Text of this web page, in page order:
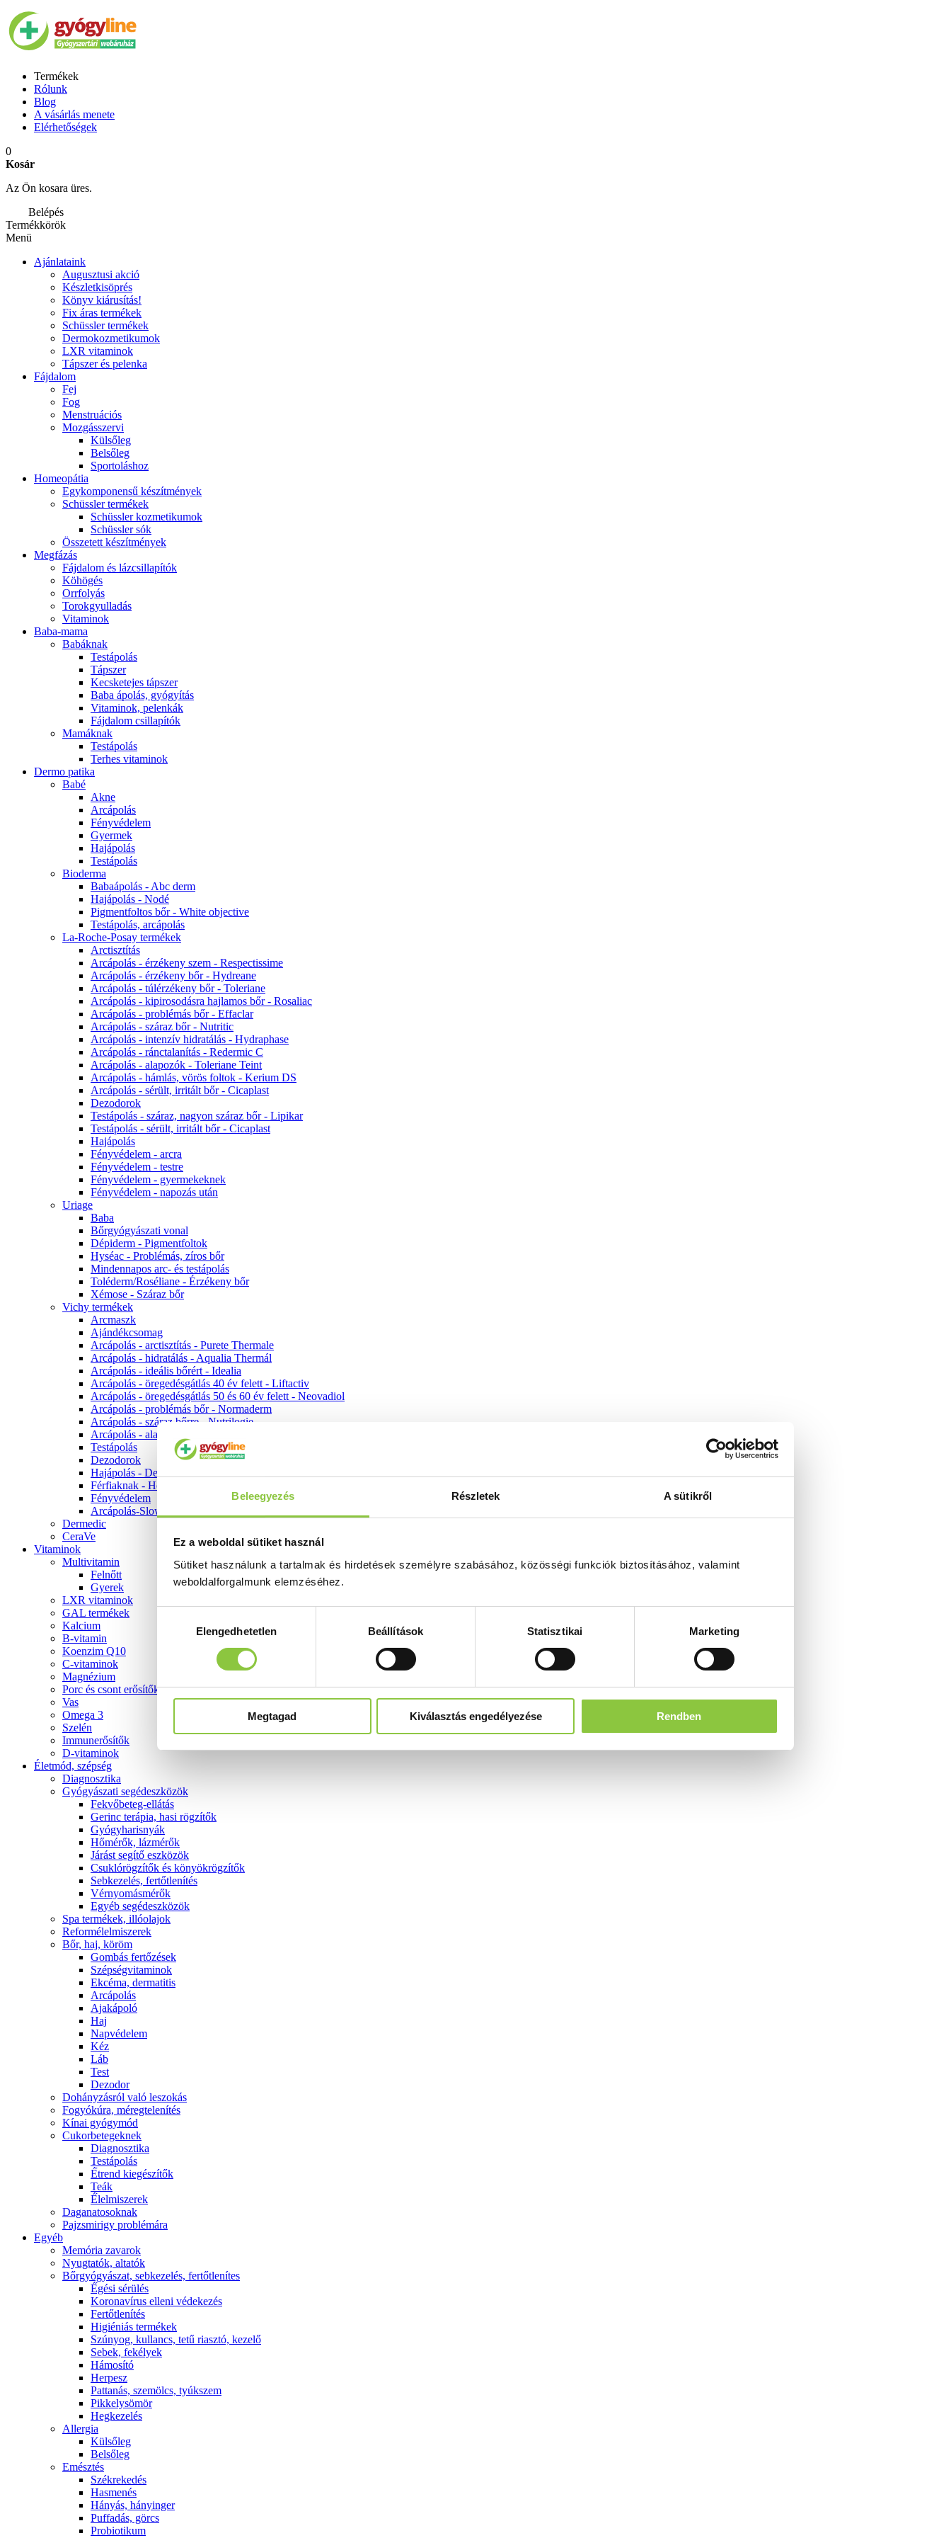
Beleegyezés Részletek A sütikről
Ez a weboldal sütiket használ
Sütiket használunk a tartalmak és hirdetések személyre szabásához, közösségi funkciók biztosításához, valamint
weboldalforgalmunk elemzéséhez.
kiválasztásaElengedhetetlen Beállítások Statisztikai Marketing
Megtagad Kiválasztás engedélyezése Rendben
Termékek
Rólunk
Blog
A vásárlás menete
Elérhetőségek
0
Kosár
Az Ön kosara üres.
Belépés
Termékkörök
Menü
Ajánlataink
Augusztusi akció
Készletkisöprés
Könyv kiárusítás!
Fix áras termékek
Schüssler termékek
Dermokozmetikumok
LXR vitaminok
Tápszer és pelenka
Fájdalom
Fej
Fog
Menstruációs
Mozgásszervi
Külsőleg
Belsőleg
Sportoláshoz
Homeopátia
Egykomponensű készítmények
Schüssler termékek
Schüssler kozmetikumok
Schüssler sók
Összetett készítmények
Megfázás
Fájdalom és lázcsillapítók
Köhögés
Orrfolyás
Torokgyulladás
Vitaminok
Baba-mama
Babáknak
Testápolás
Tápszer
Kecsketejes tápszer
Baba ápolás, gyógyítás
Vitaminok, pelenkák
Fájdalom csillapítók
Mamáknak
Testápolás
Terhes vitaminok
Dermo patika
Babé
Akne
Arcápolás
Fényvédelem
Gyermek
Hajápolás
Testápolás
Bioderma
Babaápolás - Abc derm
Hajápolás - Nodé
Pigmentfoltos bőr - White objective
Testápolás, arcápolás
La-Roche-Posay termékek
Arctisztítás
Arcápolás - érzékeny szem - Respectissime
Arcápolás - érzékeny bőr - Hydreane
Arcápolás - túlérzékeny bőr - Toleriane
Arcápolás - kipirosodásra hajlamos bőr - Rosaliac
Arcápolás - problémás bőr - Effaclar
Arcápolás - száraz bőr - Nutritic
Arcápolás - intenzív hidratálás - Hydraphase
Arcápolás - ránctalanítás - Redermic C
Arcápolás - alapozók - Toleriane Teint
Arcápolás - hámlás, vörös foltok - Kerium DS
Arcápolás - sérült, irritált bőr - Cicaplast
Dezodorok
Testápolás - száraz, nagyon száraz bőr - Lipikar
Testápolás - sérült, irritált bőr - Cicaplast
Hajápolás
Fényvédelem - arcra
Fényvédelem - testre
Fényvédelem - gyermekeknek
Fényvédelem - napozás után
Uriage
Baba
Bőrgyógyászati vonal
Dépiderm - Pigmentfoltok
Hyséac - Problémás, zíros bőr
Mindennapos arc- és testápolás
Toléderm/Roséliane - Érzékeny bőr
Xémose - Száraz bőr
Vichy termékek
Arcmaszk
Ajándékcsomag
Arcápolás - arctisztítás - Purete Thermale
Arcápolás - hidratálás - Aqualia Thermál
Arcápolás - ideális bőrért - Idealia
Arcápolás - öregedésgátlás 40 év felett - Liftactiv
Arcápolás - öregedésgátlás 50 és 60 év felett - Neovadiol
Arcápolás - problémás bőr - Normaderm
Arcápolás - száraz bőrre - Nutrilogie
Arcápolás - alapozók
Testápolás
Dezodorok
Hajápolás - Dercos
Férfiaknak - Homme
Fényvédelem
Arcápolás-Slow Age
Dermedic
CeraVe
Vitaminok
Multivitamin
Felnőtt
Gyerek
LXR vitaminok
GAL termékek
Kalcium
B-vitamin
Koenzim Q10
C-vitaminok
Magnézium
Porc és csont erősítők
Vas
Omega 3
Szelén
Immunerősítők
D-vitaminok
Életmód, szépség
Diagnosztika
Gyógyászati segédeszközök
Fekvőbeteg-ellátás
Gerinc terápia, hasi rögzítők
Gyógyharisnyák
Hőmérők, lázmérők
Járást segítő eszközök
Csuklórögzítők és könyökrögzítők
Sebkezelés, fertőtlenítés
Vérnyomásmérők
Egyéb segédeszközök
Spa termékek, illóolajok
Reformélelmiszerek
Bőr, haj, köröm
Gombás fertőzések
Szépségvitaminok
Ekcéma, dermatitis
Arcápolás
Ajakápoló
Haj
Napvédelem
Kéz
Láb
Test
Dezodor
Dohányzásról való leszokás
Fogyókúra, méregtelenítés
Kínai gyógymód
Cukorbetegeknek
Diagnosztika
Testápolás
É́trend kiegészítők
Teák
É́lelmiszerek
Daganatosoknak
Pajzsmirigy problémára
Egyéb
Memória zavarok
Nyugtatók, altatók
Bőrgyógyászat, sebkezelés, fertőtlenítes
É́gési sérülés
Koronavírus elleni védekezés
Fertőtlenítés
Higiéniás termékek
Szúnyog, kullancs, tetű riasztó, kezelő
Sebek, fekélyek
Hámosító
Herpesz
Pattanás, szemölcs, tyúkszem
Pikkelysömör
Hegkezelés
Allergia
Külsőleg
Belsőleg
Emésztés
Székrekedés
Hasmenés
Hányás, hányinger
Puffadás, görcs
Probiotikum